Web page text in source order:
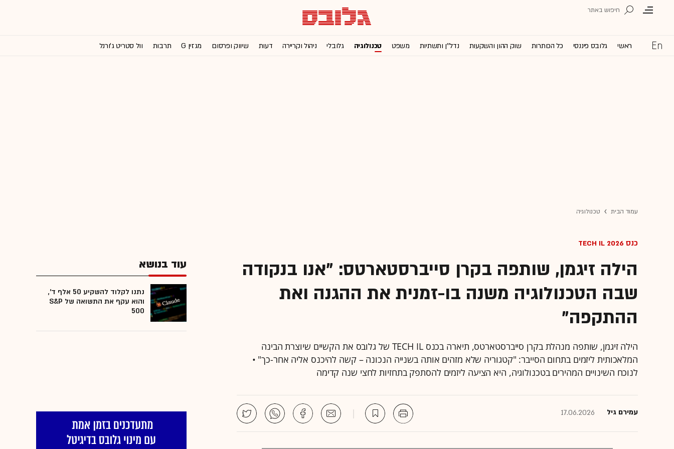
ראשי גלובס פיננסי כל הכותרות שוק ההון והשקעות נדל''ן ותשתיות משפט טכנולוגיה גלובלי ניהול וקריירה דעות שיווק ופרסום מגזין G תרבות וול סטריט ג'ורנל
עמוד הבית טכנולוגיה
כנס TECH IL 2026
הילה זיגמן, שותפה בקרן סייברסטארטס: "אנו בנקודה
שבה הטכנולוגיה משנה בו-זמנית את ההגנה ואת
ההתקפה"
הילה זיגמן, שותפה מנהלת בקרן סייברסטארטס, תיארה בכנס TECH IL של גלובס את הקשיים שיוצרת הבינה
המלאכותית ליזמים בתחום הסייבר: "קטגוריה שלא מזהים אותה בשנייה הנכונה – קשה להיכנס אליה אחר-כך" •
לנוכח השינויים המהירים בטכנולוגיה, היא הציעה ליזמים להסתפק בתחזיות לחצי שנה קדימה
עמירם גיל 17.06.2026
עוד בנושא
נתנו לקלוד להשקיע 50 אלף ד',
והוא עקף את התשואה של S&P
500